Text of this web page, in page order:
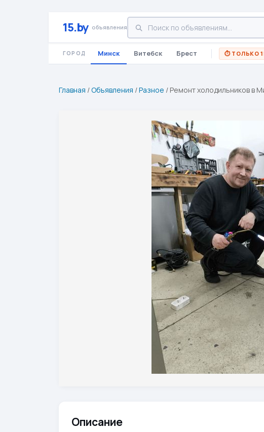
15.by объявления
ГОРОД Минск Витебск Брест ⏱ ТОЛЬКО
Главная /Объявления /Разное / Ремонт холодильников в
Описание